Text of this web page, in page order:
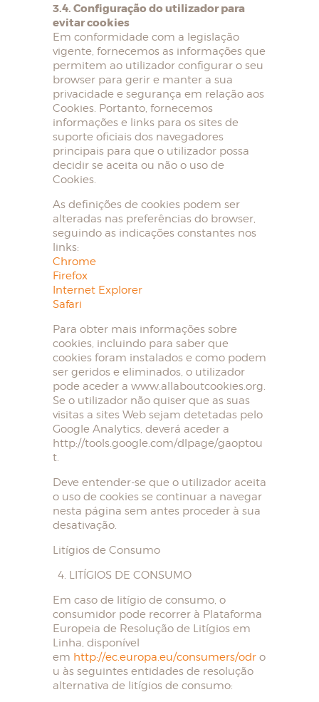
3.4. Configuração do utilizador para
evitar cookies
Em conformidade com a legislação
vigente, fornecemos as informações que
permitem ao utilizador configurar o seu
browser para gerir e manter a sua
privacidade e segurança em relação aos
Cookies. Portanto, fornecemos
informações e links para os sites de
suporte oficiais dos navegadores
principais para que o utilizador possa
decidir se aceita ou não o uso de
Cookies.
As definições de cookies podem ser
alteradas nas preferências do browser,
seguindo as indicações constantes nos
links:
Chrome
Firefox
Internet Explorer
Safari
Para obter mais informações sobre
cookies, incluindo para saber que
cookies foram instalados e como podem
ser geridos e eliminados, o utilizador
pode aceder a www.allaboutcookies.org.
Se o utilizador não quiser que as suas
visitas a sites Web sejam detetadas pelo
Google Analytics, deverá aceder a
http://tools.google.com/dlpage/gaoptou
t.
Deve entender-se que o utilizador aceita
o uso de cookies se continuar a navegar
nesta página sem antes proceder à sua
desativação.
Litígios de Consumo
LITÍGIOS DE CONSUMO
Em caso de litígio de consumo, o
consumidor pode recorrer à Plataforma
Europeia de Resolução de Litígios em
Linha, disponível
em http://ec.europa.eu/consumers/odr o
u às seguintes entidades de resolução
alternativa de litígios de consumo: